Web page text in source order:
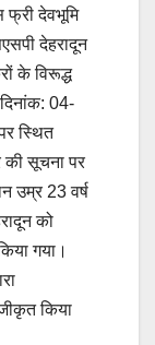
फ्री देवभूमि
देहरादून
के विरूद्ध
दिनांक: 04-
स्थित
की सूचना पर
उम्र 23 वर्ष
को
गया।
किया